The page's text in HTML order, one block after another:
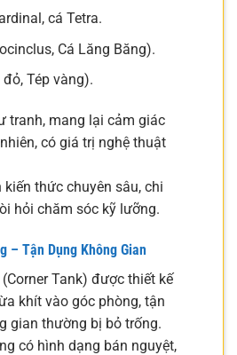
cá Tetra.
Cá Lăng Băng).
Tép vàng).
tranh, mang lại cảm giác
có giá trị nghệ thuật
kiến thức chuyên sâu, chi
hỏi chăm sóc kỹ lưỡng.
– Tận Dụng Không Gian
Tank) được thiết kế
khít vào góc phòng, tận
gian thường bị bỏ trống.
có hình dạng bán nguyệt,